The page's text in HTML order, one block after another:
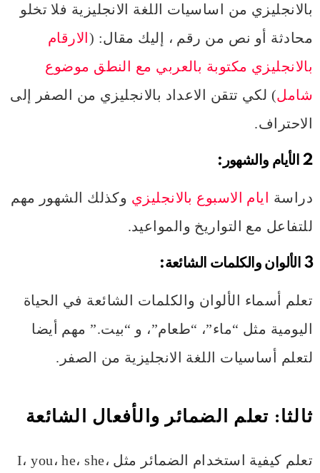
بالانجليزي من اساسيات اللغة الانجليزية فلا تخلو
محادثة أو نص من رقم ، إليك مقال: (الارقام
بالانجليزي مكتوبة بالعربي مع النطق موضوع
شامل) لكي تتقن الاعداد بالانجليزي من الصفر إلى
الاحتراف.
2 الأيام والشهور:
دراسة ايام الاسبوع بالانجليزي وكذلك الشهور مهم
للتفاعل مع التواريخ والمواعيد.
3 الألوان والكلمات الشائعة:
تعلم أسماء الألوان والكلمات الشائعة في الحياة
اليومية مثل “ماء”، “طعام”، و “بيت.” مهم أيضا
لتعلم أساسيات اللغة الانجليزية من الصفر.
ثالثا: تعلم الضمائر والأفعال الشائعة
تعلم كيفية استخدام الضمائر مثل I، you، he، she،